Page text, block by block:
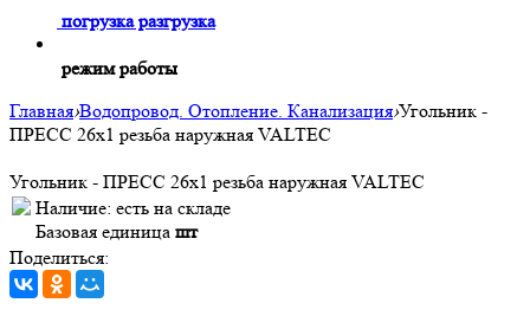
погрузка разгрузка
режим работы
Главная›Водопровод. Отопление. Канализация›Угольник -
ПРЕСС 26х1 резьба наружная VALTEC
Угольник - ПРЕСС 26х1 резьба наружная VALTEC
Наличие: есть на складе
Базовая единица шт
Поделиться: